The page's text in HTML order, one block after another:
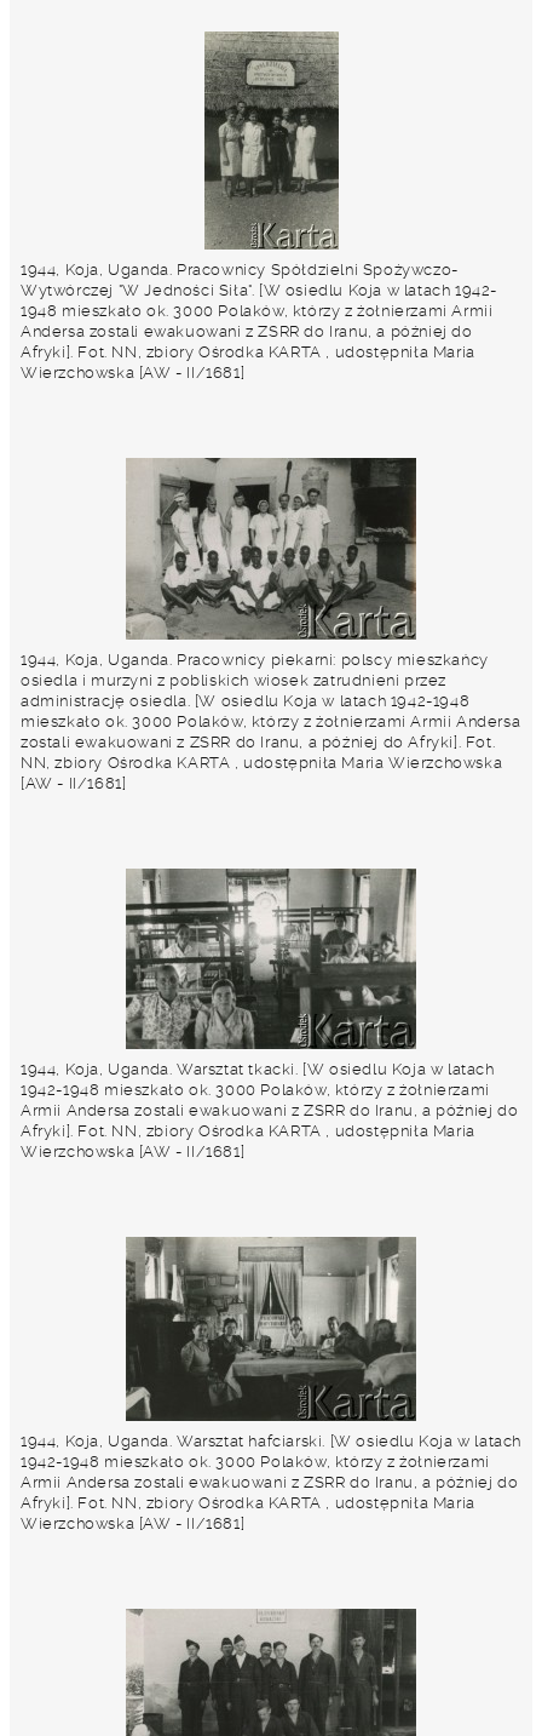
1944, Koja, Uganda. Pracownicy Spółdzielni Spożywczo-
Wytwórczej "W Jedności Siła". [W osiedlu Koja w latach 1942-
1948 mieszkało ok. 3000 Polaków, którzy z żołnierzami Armii
Andersa zostali ewakuowani z ZSRR do Iranu, a później do
Afryki]. Fot. NN, zbiory Ośrodka KARTA , udostępniła Maria
Wierzchowska [AW - II/1681]
1944, Koja, Uganda. Pracownicy piekarni: polscy mieszkańcy
osiedla i murzyni z pobliskich wiosek zatrudnieni przez
administrację osiedla. [W osiedlu Koja w latach 1942-1948
mieszkało ok. 3000 Polaków, którzy z żołnierzami Armii Andersa
zostali ewakuowani z ZSRR do Iranu, a później do Afryki]. Fot.
NN, zbiory Ośrodka KARTA , udostępniła Maria Wierzchowska
[AW - II/1681]
1944, Koja, Uganda. Warsztat tkacki. [W osiedlu Koja w latach
1942-1948 mieszkało ok. 3000 Polaków, którzy z żołnierzami
Armii Andersa zostali ewakuowani z ZSRR do Iranu, a później do
Afryki]. Fot. NN, zbiory Ośrodka KARTA , udostępniła Maria
Wierzchowska [AW - II/1681]
1944, Koja, Uganda. Warsztat hafciarski. [W osiedlu Koja w latach
1942-1948 mieszkało ok. 3000 Polaków, którzy z żołnierzami
Armii Andersa zostali ewakuowani z ZSRR do Iranu, a później do
Afryki]. Fot. NN, zbiory Ośrodka KARTA , udostępniła Maria
Wierzchowska [AW - II/1681]